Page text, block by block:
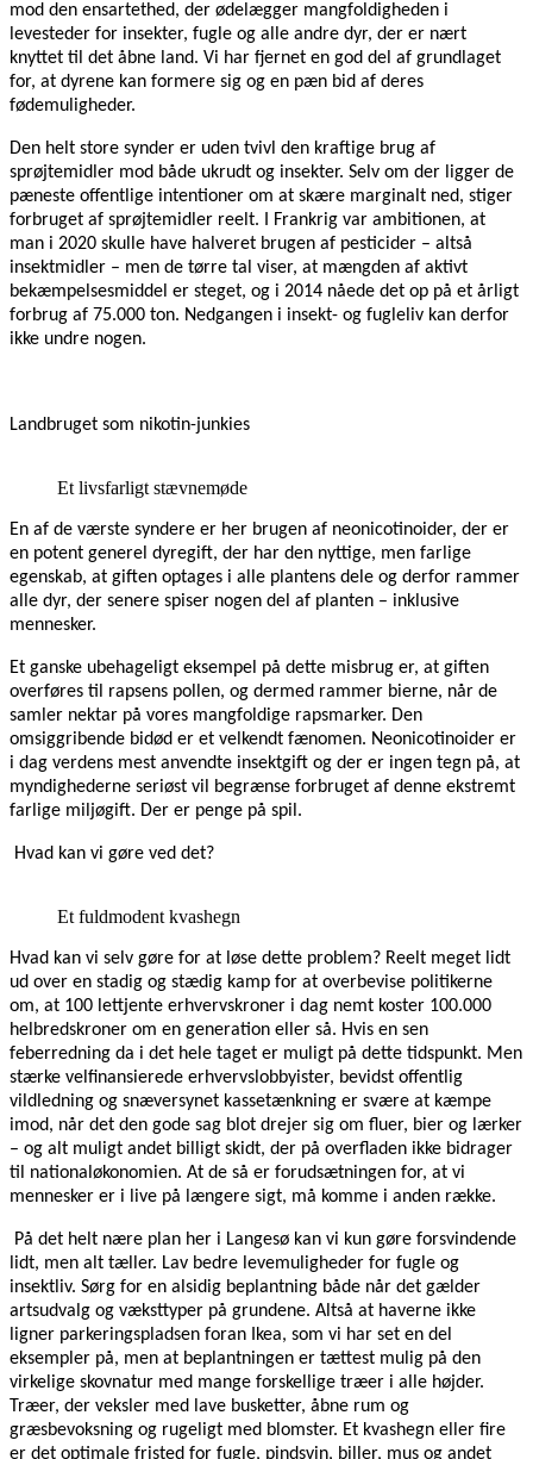
mod den ensartethed, der ødelægger mangfoldigheden i
levesteder for insekter, fugle og alle andre dyr, der er nært
knyttet til det åbne land. Vi har fjernet en god del af grundlaget
for, at dyrene kan formere sig og en pæn bid af deres
fødemuligheder.
Den helt store synder er uden tvivl den kraftige brug af
sprøjtemidler mod både ukrudt og insekter. Selv om der ligger de
pæneste offentlige intentioner om at skære marginalt ned, stiger
forbruget af sprøjtemidler reelt. I Frankrig var ambitionen, at
man i 2020 skulle have halveret brugen af pesticider – altså
insektmidler – men de tørre tal viser, at mængden af aktivt
bekæmpelsesmiddel er steget, og i 2014 nåede det op på et årligt
forbrug af 75.000 ton. Nedgangen i insekt- og fugleliv kan derfor
ikke undre nogen.
Landbruget som nikotin-junkies
Et livsfarligt stævnemøde
En af de værste syndere er her brugen af neonicotinoider, der er
en potent generel dyregift, der har den nyttige, men farlige
egenskab, at giften optages i alle plantens dele og derfor rammer
alle dyr, der senere spiser nogen del af planten – inklusive
mennesker.
Et ganske ubehageligt eksempel på dette misbrug er, at giften
overføres til rapsens pollen, og dermed rammer bierne, når de
samler nektar på vores mangfoldige rapsmarker. Den
omsiggribende bidød er et velkendt fænomen. Neonicotinoider er
i dag verdens mest anvendte insektgift og der er ingen tegn på, at
myndighederne seriøst vil begrænse forbruget af denne ekstremt
farlige miljøgift. Der er penge på spil.
Hvad kan vi gøre ved det?
Et fuldmodent kvashegn
Hvad kan vi selv gøre for at løse dette problem? Reelt meget lidt
ud over en stadig og stædig kamp for at overbevise politikerne
om, at 100 lettjente erhvervskroner i dag nemt koster 100.000
helbredskroner om en generation eller så. Hvis en sen
feberredning da i det hele taget er muligt på dette tidspunkt. Men
stærke velfinansierede erhvervslobbyister, bevidst offentlig
vildledning og snæversynet kassetænkning er svære at kæmpe
imod, når det den gode sag blot drejer sig om fluer, bier og lærker
– og alt muligt andet billigt skidt, der på overfladen ikke bidrager
til nationaløkonomien. At de så er forudsætningen for, at vi
mennesker er i live på længere sigt, må komme i anden række.
På det helt nære plan her i Langesø kan vi kun gøre forsvindende
lidt, men alt tæller. Lav bedre levemuligheder for fugle og
insektliv. Sørg for en alsidig beplantning både når det gælder
artsudvalg og væksttyper på grundene. Altså at haverne ikke
ligner parkeringspladsen foran Ikea, som vi har set en del
eksempler på, men at beplantningen er tættest mulig på den
virkelige skovnatur med mange forskellige træer i alle højder.
Træer, der veksler med lave busketter, åbne rum og
græsbevoksning og rugeligt med blomster. Et kvashegn eller fire
er det optimale fristed for fugle, pindsvin, biller, mus og andet